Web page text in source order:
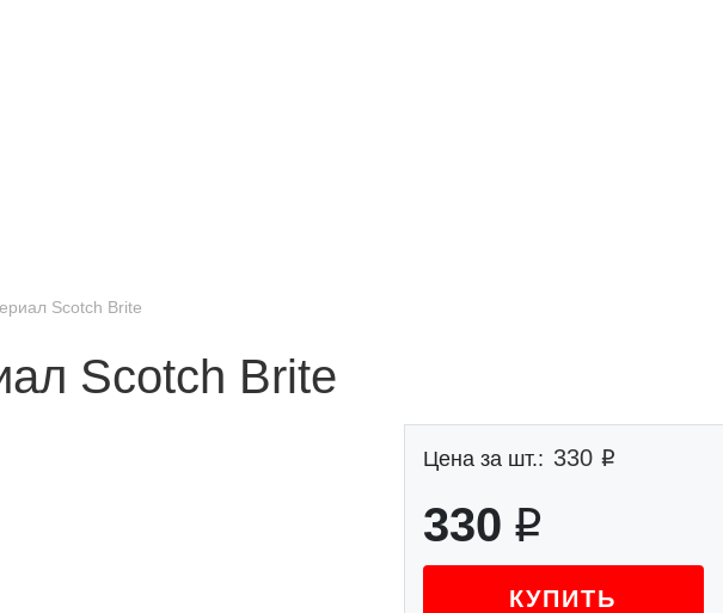
Scotch Brite
Scotch Brite
Цена за шт.: 330
330
КУПИТЬ